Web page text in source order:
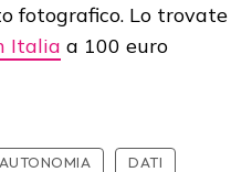
fotografico. Lo trovate
Italia a 100 euro
AUTONOMIA
DATI